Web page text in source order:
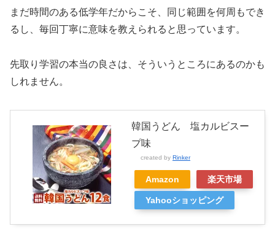
まだ時間のある低学年だからこそ、同じ範囲を何周もでき
るし、毎回丁寧に意味を教えられると思っています。
先取り学習の本当の良さは、そういうところにあるのかも
しれません。
韓国うどん 塩カルビスー
プ味
created by Rinker
Amazon 楽天市場
Yahooショッピング